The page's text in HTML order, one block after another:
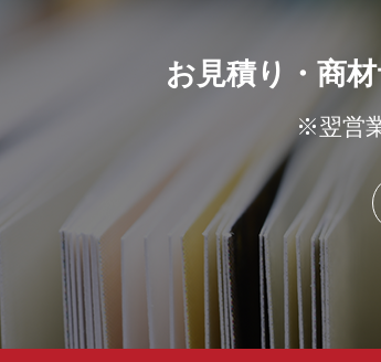
お見積り・商
※翌営